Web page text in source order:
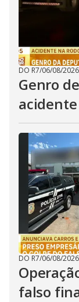
DO R7/06/08/2026
Genro
acidente
DO R7/06/08/2026
falso